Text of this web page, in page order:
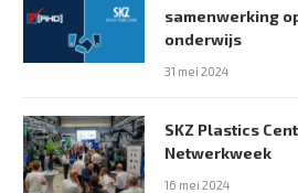
samenwerking
onderwijs
31 mei 2024
SKZ Plastics
Netwerkweek
16 mei 2024